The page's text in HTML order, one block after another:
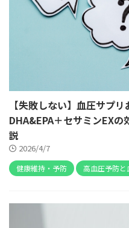
【失敗しない】血圧サプ
DHA&EPA＋セサミンEX
説
2026/4/7
健康維持・予防 高血圧予防と